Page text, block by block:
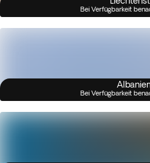
Bei Verfügbarkeit
Bei Verfügbarkeit